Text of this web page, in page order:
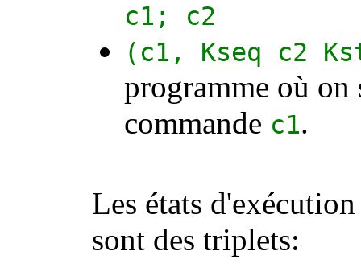
c1 ; c2
( c1 , Kseq c2
programme où on
commande c1.
Les états
sont des triplets: